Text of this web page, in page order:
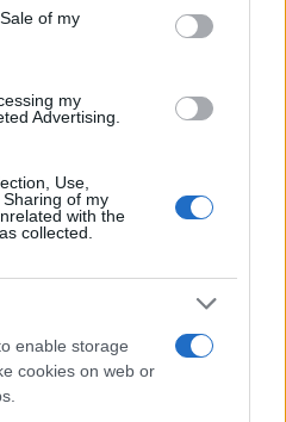
of my
my
Advertising.
Use,
of my
with the
collected.
enable storage
cookies on web or
il suo racconto
sul centro accoglienza
gravissimi”
svuotano le suite: furto da
sole e caldo tornano